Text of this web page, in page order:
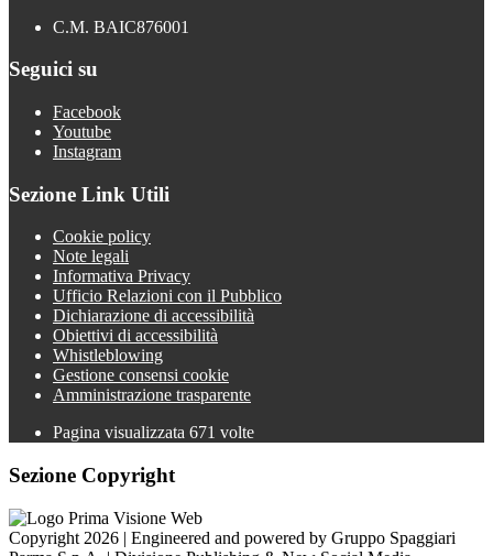
C.M. BAIC876001
Seguici su
Facebook
Youtube
Instagram
Sezione Link Utili
Cookie policy
Note legali
Informativa Privacy
Ufficio Relazioni con il Pubblico
Dichiarazione di accessibilità
Obiettivi di accessibilità
Whistleblowing
Gestione consensi cookie
Amministrazione trasparente
Pagina visualizzata 671 volte
Sezione Copyright
Copyright 2026 | Engineered and powered by Gruppo Spaggiari